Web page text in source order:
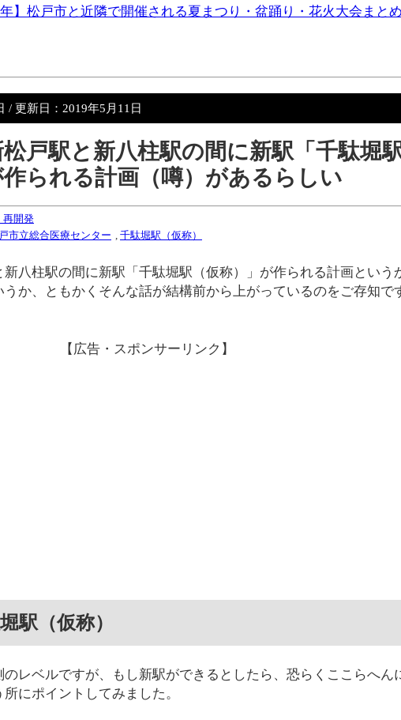
年】松戸市と近隣で開催される夏まつり・盆踊り・花火大会まとめ
/ 更新日： 2019年5月11日
戸駅と新八柱駅の間に新駅「千駄堀
作られる計画（噂）があるらしい
再開発
市立総合医療センター 千駄堀駅（仮称）
八柱駅の間に新駅「千駄堀駅（仮称）」が作られる計画という
か、ともかくそんな話が結構前から上がっているのをご存知で
【広告・スポンサーリンク】
駅（仮称）
のレベルですが、もし新駅ができるとしたら、恐らくここらへん
にポイントしてみました。